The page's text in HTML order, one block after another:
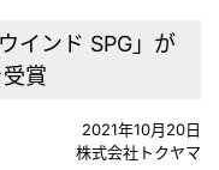
インド SPG」が
賞
2021年10月20日
株式会社トクヤマ